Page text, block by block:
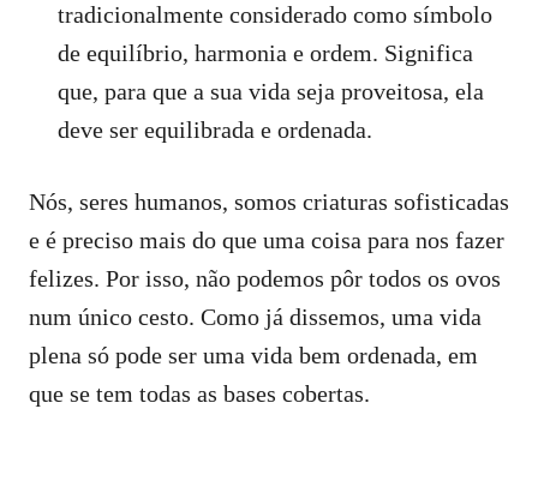
tradicionalmente considerado como símbolo
de equilíbrio, harmonia e ordem. Significa
que, para que a sua vida seja proveitosa, ela
deve ser equilibrada e ordenada.
Nós, seres humanos, somos criaturas sofisticadas
e é preciso mais do que uma coisa para nos fazer
felizes. Por isso, não podemos pôr todos os ovos
num único cesto. Como já dissemos, uma vida
plena só pode ser uma vida bem ordenada, em
que se tem todas as bases cobertas.